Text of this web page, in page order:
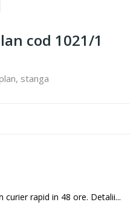
cod 1021/1
stanga
curier rapid in 48 ore. Detalii...